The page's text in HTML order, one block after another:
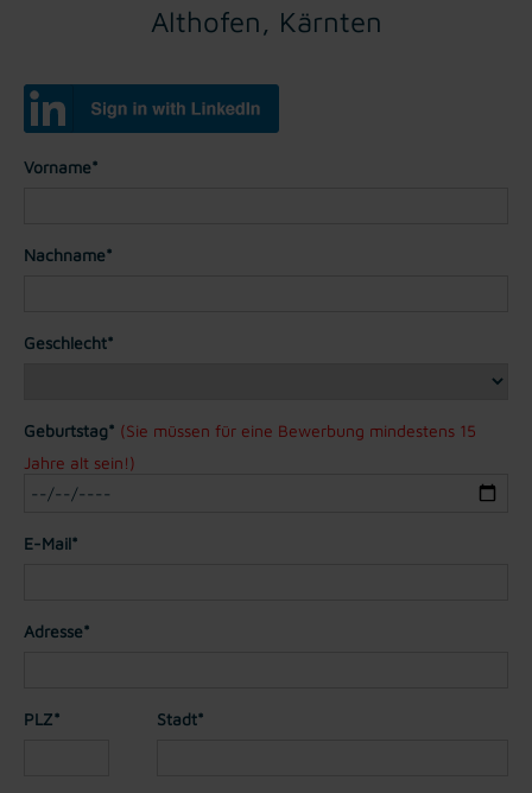
Althofen, Kärnten
Vorname*
Nachname*
Geschlecht*
Geburtstag* (Sie müssen für eine Bewerbung mindestens 15
Jahre alt sein!)
E-Mail*
Adresse*
PLZ* Stadt*